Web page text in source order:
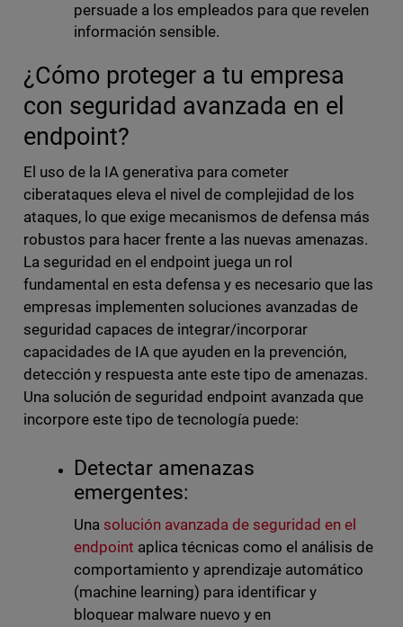
persuade a los empleados para que revelen
información sensible.
¿Cómo proteger a tu empresa
con seguridad avanzada en el
endpoint?
El uso de la IA generativa para cometer
ciberataques eleva el nivel de complejidad de los
ataques, lo que exige mecanismos de defensa más
robustos para hacer frente a las nuevas amenazas.
La seguridad en el endpoint juega un rol
fundamental en esta defensa y es necesario que las
empresas implementen soluciones avanzadas de
seguridad capaces de integrar/incorporar
capacidades de IA que ayuden en la prevención,
detección y respuesta ante este tipo de amenazas.
Una solución de seguridad endpoint avanzada que
incorpore este tipo de tecnología puede:
Detectar amenazas
emergentes:
Una solución avanzada de seguridad en el
endpoint aplica técnicas como el análisis de
comportamiento y aprendizaje automático
(machine learning) para identificar y
bloquear malware nuevo y en